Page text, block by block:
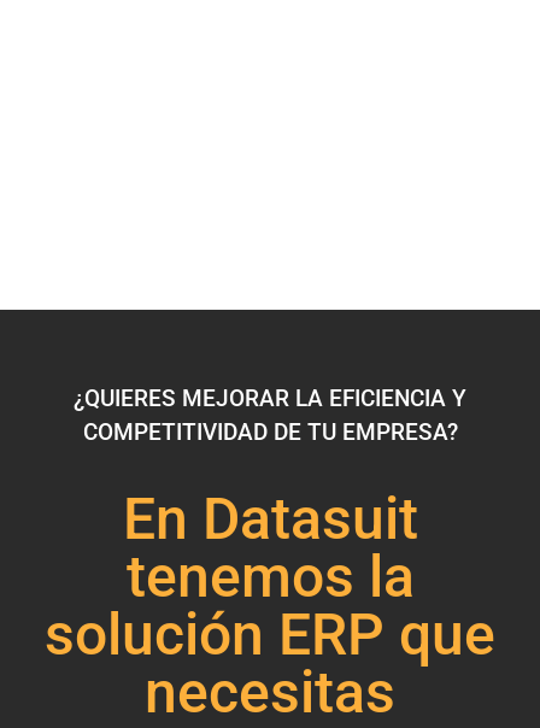
¿QUIERES MEJORAR LA EFICIENCIA Y
COMPETITIVIDAD DE TU EMPRESA?
En Datasuit
tenemos la
solución ERP que
necesitas